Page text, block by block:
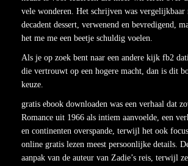
vele wonderen. Het schrijven was vergelijkbaar
decadent dessert, verwenend en bevredigend,
het me me een beetje schuldig voelen.
Als je op zoek bent naar een andere kijk fb2
die vertrouwt op een hogere macht, dan is dit
keuze.
gratis ebook downloaden was een verhaal dat
Romance uit 1966 als intiem aanvoelde, een
en continenten overspande, terwijl het ook
online gratis lezen meest persoonlijke details.
aanpak van de auteur van Zadie’s reis, terwijl